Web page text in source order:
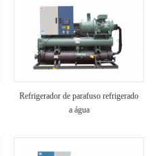
Refrigerador de parafuso refrigerado
a água